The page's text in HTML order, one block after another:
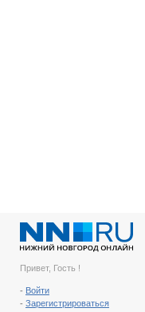
Привет, Гость !
- Войти
- Зарегистрироваться